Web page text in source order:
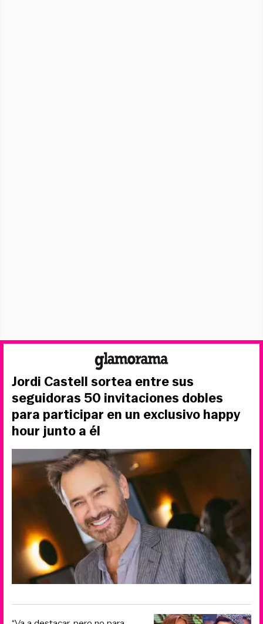
Jordi Castell sortea entre sus
seguidoras 50 invitaciones dobles
para participar en un exclusivo happy
hour junto a él